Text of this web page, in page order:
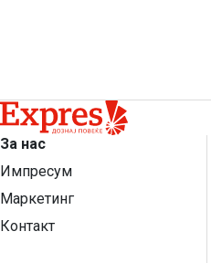
За нас
Импресум
Маркетинг
Контакт